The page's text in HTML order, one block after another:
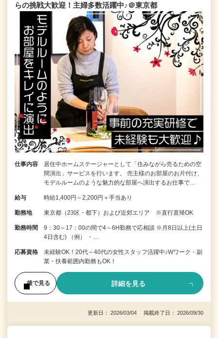
らの挑戦大歓迎！主婦多数活躍中♪＠東京都
仕事内容
居住中ホームステージャーとして「住みながら売るための空
間演出」サービスを行います。 売主様のお部屋のお片付け、
モデルルームのような魅力的な部屋へ演出するお仕事で…
給与 時給1,400円～2,200円＋手当あり
勤務地 東京都（23区・都下）および近郊エリア ※直行直帰OK
勤務時間
9：30～17：00の間で4～6H勤務で応相談 ※月8日以上(土日
4日含む) （例） ・…
応募資格
未経験OK！20代～40代の女性スタッフ活躍中♪Wワーク・副
業・扶養範囲内勤務もOK！
後で見る 詳細を見る
更新日： 2026/03/04 掲載終了日： 2026/09/30